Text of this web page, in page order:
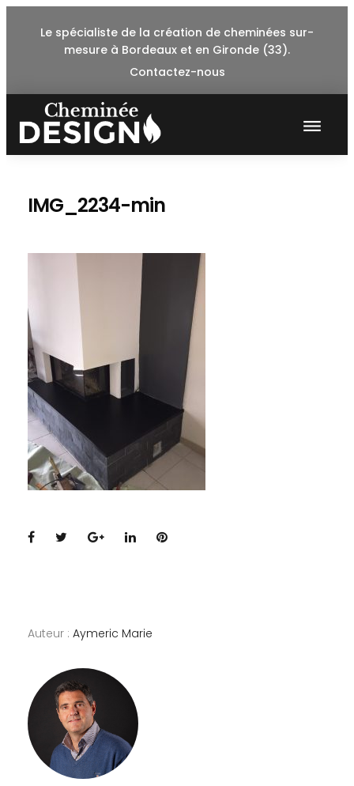
Le spécialiste de la création de cheminées sur-
mesure à Bordeaux et en Gironde (33).
Contactez-nous
IMG_2234-min
Facebook
TwitterGoogle+
LinkedInPinterest
Auteur : Aymeric Marie